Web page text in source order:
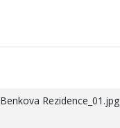
Benkova Rezidence_01.jpg